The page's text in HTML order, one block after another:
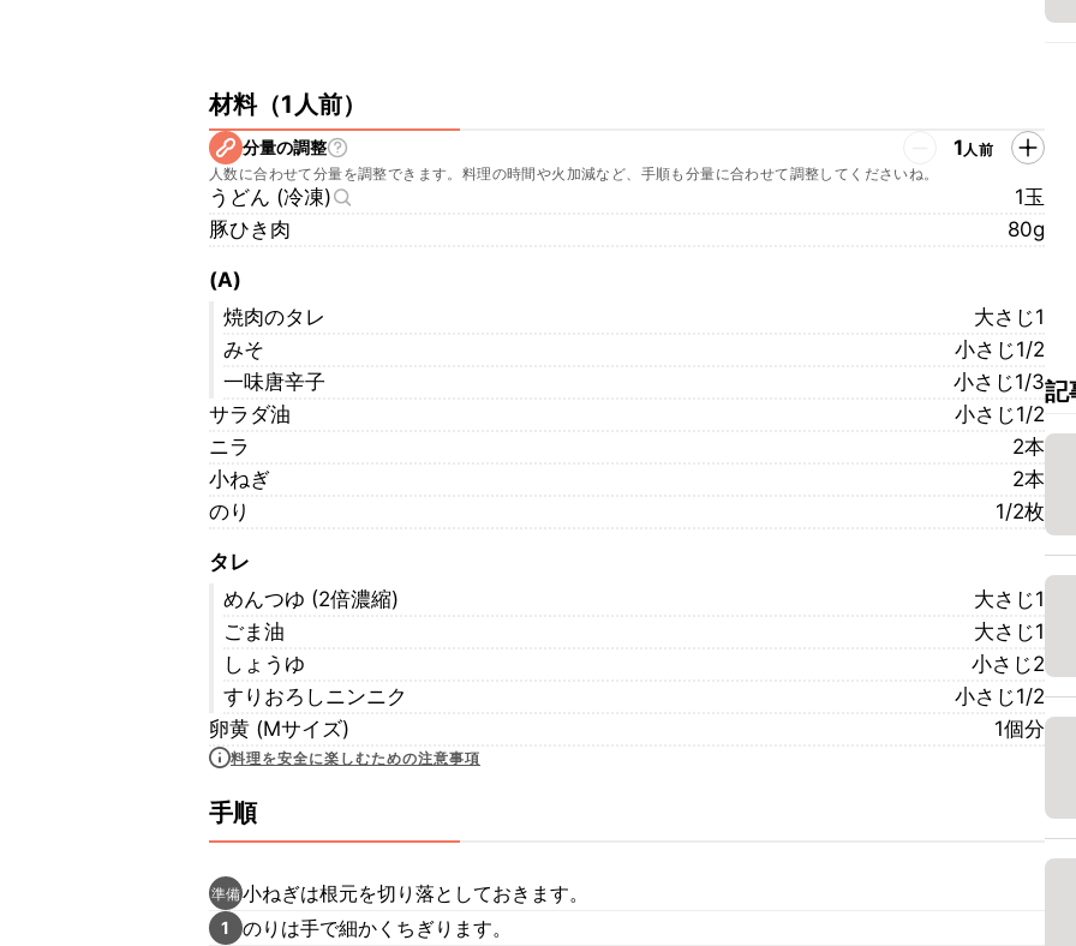
材料（1人前）
分量の調整 1人前
人数に合わせて分量を調整できます。料理の時間や火加減など、手順も分量に合わせて調整してくださいね。
うどん (冷凍)
1玉
豚ひき肉
80g
(A)
焼肉のタレ
大さじ1
みそ
小さじ1/2
一味唐辛子
小さじ1/3
サラダ油
小さじ1/2
ニラ
2本
小ねぎ
2本
のり
1/2枚
タレ
めんつゆ (2倍濃縮)
大さじ1
ごま油
大さじ1
しょうゆ
小さじ2
すりおろしニンニク
小さじ1/2
卵黄 (Mサイズ)
1個分
料理を安全に楽しむための注意事項
手順
準備小ねぎは根元を切り落としておきます。
1 のりは手で細かくちぎります。
記